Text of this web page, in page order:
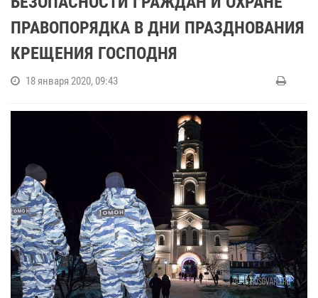
ПРАВОПОРЯДКА В ДНИ ПРАЗДНОВАНИЯ
КРЕЩЕНИЯ ГОСПОДНЯ
18 января 2020, 09:43